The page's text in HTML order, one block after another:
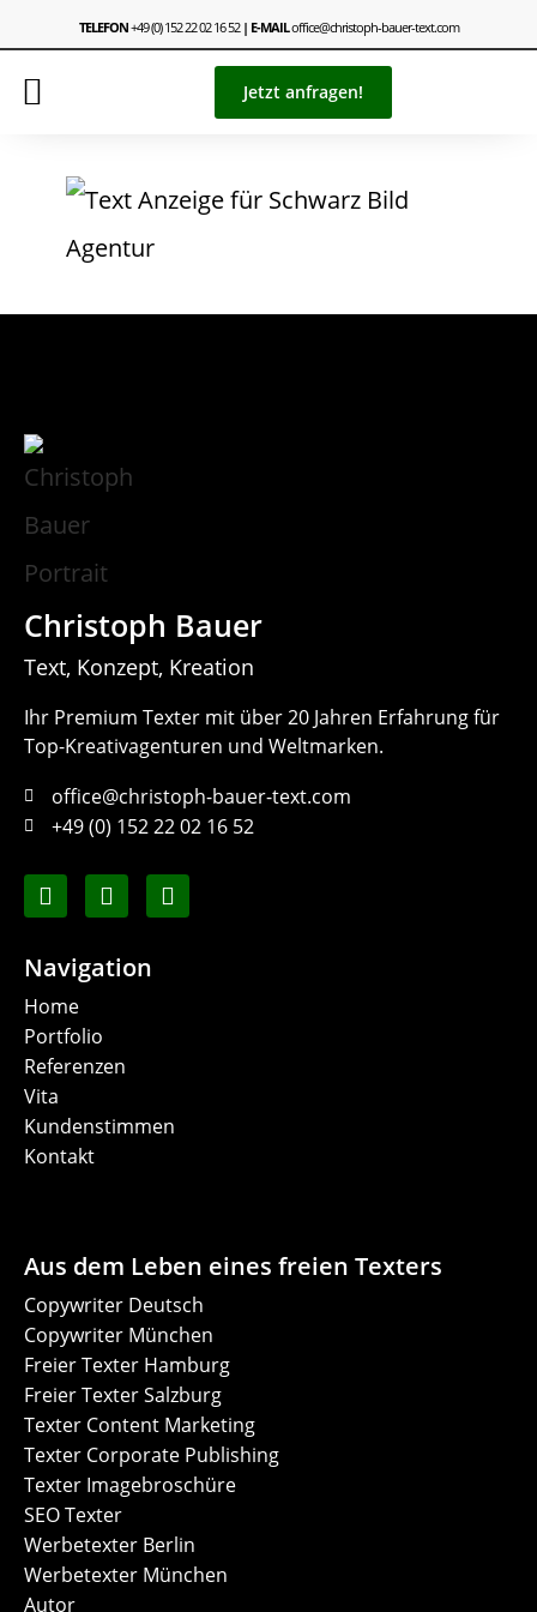
TELEFON+49 (0) 152 22 02 16 52| E-MAILoffice@christoph-bauer-text.com
Jetzt anfragen!
Christoph Bauer
Text, Konzept, Kreation
Ihr Premium Texter mit über 20 Jahren Erfahrung für
Top-Kreativagenturen und Weltmarken.
office@christoph-bauer-text.com
+49 (0) 152 22 02 16 52
Navigation
Home
Portfolio
Referenzen
Vita
Kundenstimmen
Kontakt
Aus dem Leben eines freien Texters
Copywriter Deutsch
Copywriter München
Freier Texter Hamburg
Freier Texter Salzburg
Texter Content Marketing
Texter Corporate Publishing
Texter Imagebroschüre
SEO Texter
Werbetexter Berlin
Werbetexter München
Autor